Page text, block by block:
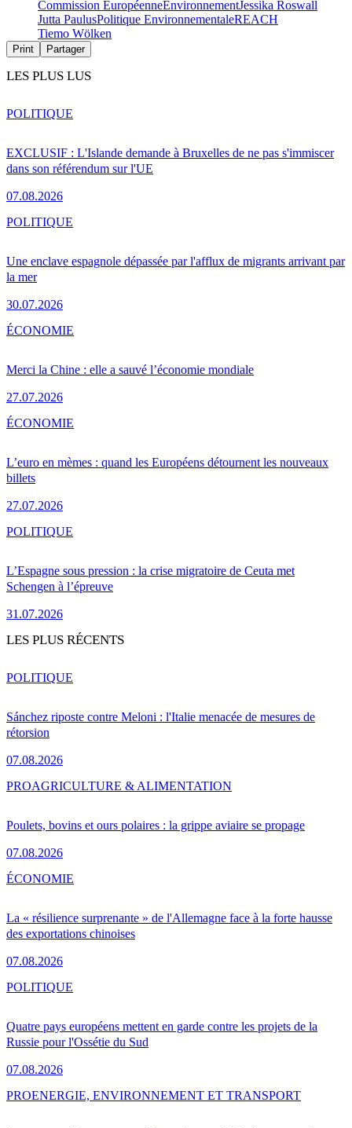
Commission EuropéenneEnvironnementJessika Roswall
Jutta PaulusPolitique EnvironnementaleREACH
Tiemo Wölken
Print Partager
LES PLUS LUS
EXCLUSIF : L'Islande demande à Bruxelles de ne pas s'immiscer
dans son référendum sur l'UE
07.08.2026
POLITIQUE
Une enclave espagnole dépassée par l'afflux de migrants arrivant par
la mer
30.07.2026
POLITIQUE
Merci la Chine : elle a sauvé l’économie mondiale
27.07.2026
ÉCONOMIE
L’euro en mèmes : quand les Européens détournent les nouveaux
billets
27.07.2026
ÉCONOMIE
L’Espagne sous pression : la crise migratoire de Ceuta met
Schengen à l’épreuve
31.07.2026
POLITIQUE
LES PLUS RÉCENTS
Sánchez riposte contre Meloni : l'Italie menacée de mesures de
rétorsion
07.08.2026
POLITIQUE
Poulets, bovins et ours polaires : la grippe aviaire se propage
07.08.2026
PROAGRICULTURE & ALIMENTATION
La « résilience surprenante » de l'Allemagne face à la forte hausse
des exportations chinoises
07.08.2026
ÉCONOMIE
Quatre pays européens mettent en garde contre les projets de la
Russie pour l'Ossétie du Sud
07.08.2026
POLITIQUE
PROENERGIE, ENVIRONNEMENT ET TRANSPORT